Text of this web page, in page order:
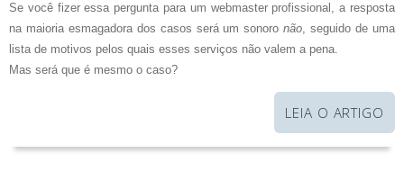
Se você fizer essa pergunta para um webmaster profissional, a resposta
na maioria esmagadora dos casos será um sonoronão, seguido de uma
lista de motivos pelos quais esses serviços não valem a pena.
Mas será que é mesmo o caso?
LEIA O ARTIGO